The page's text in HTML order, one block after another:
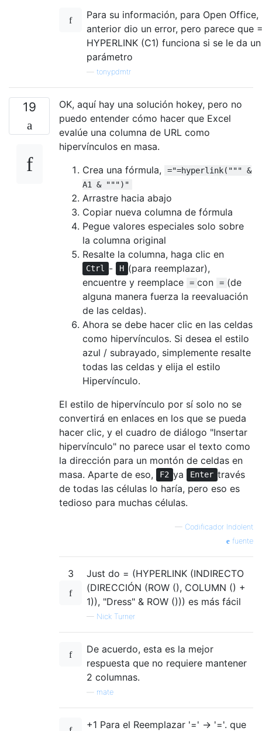
Para su información, para Open Office,
anterior dio un error, pero parece que
HYPERLINK (C1) funciona si se le da
parámetro
tonypdmtr
19
OK, aquí hay una solución hokey, pero no
puedo entender cómo hacer que Excel
evalúe una columna de URL como
hipervínculos en masa.
Crea una fórmula,
="=hyperlink(""" &
A1 & """)"
Arrastre hacia abajo
Copiar nueva columna de fórmula
Pegue valores especiales solo sobre
la columna original
Resalte la columna, haga clic en
Ctrl - H (para reemplazar),
encuentre y reemplace
= con = (de
alguna manera fuerza la reevaluación
de las celdas).
Ahora se debe hacer clic en las celdas
como hipervínculos. Si desea el estilo
azul / subrayado, simplemente resalte
todas las celdas y elija el estilo
Hipervínculo.
El estilo de hipervínculo por sí solo no se
convertirá en enlaces en los que se pueda
hacer clic, y el cuadro de diálogo "Insertar
hipervínculo" no parece usar el texto como
la dirección para un montón de celdas en
masa. Aparte de eso,
F2 ya Enter través
de todas las células lo haría, pero eso es
tedioso para muchas células.
— Codificador Indolent
fuente
3
Just do = (HYPERLINK (INDIRECTO
(DIRECCIÓN (ROW (), COLUMN () +
1)), "Dress" & ROW ())) es más fácil
— Nick Turner
De acuerdo, esta es la mejor
respuesta que no requiere mantener
2 columnas.
mate
+1 Para el Reemplazar '=' -> '='. que